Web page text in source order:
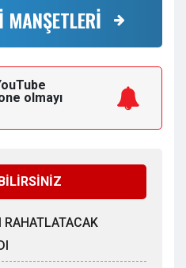
MANŞETLERİ
olmayı